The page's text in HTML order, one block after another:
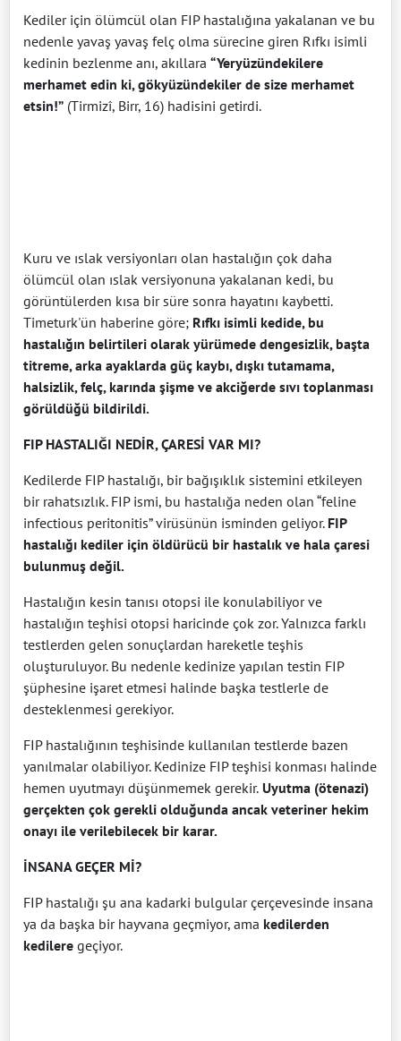
Kediler için ölümcül olan FIP hastalığına yakalanan ve bu
nedenle yavaş yavaş felç olma sürecine giren Rıfkı isimli
kedinin bezlenme anı, akıllara “Yeryüzündekilere
merhamet edin ki, gökyüzündekiler de size merhamet
etsin!” (Tirmizî, Birr, 16) hadisini getirdi.
Kuru ve ıslak versiyonları olan hastalığın çok daha
ölümcül olan ıslak versiyonuna yakalanan kedi, bu
görüntülerden kısa bir süre sonra hayatını kaybetti.
Timeturk'ün haberine göre; Rıfkı isimli kedide, bu
hastalığın belirtileri olarak yürümede dengesizlik, başta
titreme, arka ayaklarda güç kaybı, dışkı tutamama,
halsizlik, felç, karında şişme ve akciğerde sıvı toplanması
görüldüğü bildirildi.
FIP HASTALIĞI NEDİR, ÇARESİ VAR MI?
Kedilerde FIP hastalığı, bir bağışıklık sistemini etkileyen
bir rahatsızlık. FIP ismi, bu hastalığa neden olan “feline
infectious peritonitis” virüsünün isminden geliyor. FIP
hastalığı kediler için öldürücü bir hastalık ve hala çaresi
bulunmuş değil.
Hastalığın kesin tanısı otopsi ile konulabiliyor ve
hastalığın teşhisi otopsi haricinde çok zor. Yalnızca farklı
testlerden gelen sonuçlardan hareketle teşhis
oluşturuluyor. Bu nedenle kedinize yapılan testin FIP
şüphesine işaret etmesi halinde başka testlerle de
desteklenmesi gerekiyor.
FIP hastalığının teşhisinde kullanılan testlerde bazen
yanılmalar olabiliyor. Kedinize FIP teşhisi konması halinde
hemen uyutmayı düşünmemek gerekir. Uyutma (ötenazi)
gerçekten çok gerekli olduğunda ancak veteriner hekim
onayı ile verilebilecek bir karar.
İNSANA GEÇER Mİ?
FIP hastalığı şu ana kadarki bulgular çerçevesinde insana
ya da başka bir hayvana geçmiyor, ama kedilerden
kedilere geçiyor.